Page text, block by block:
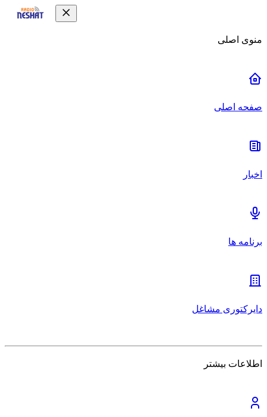
منوی اصلی
صفحه اصلی
اخبار
برنامه ها
دایرکتوری مشاغل
اطلاعات بیشتر